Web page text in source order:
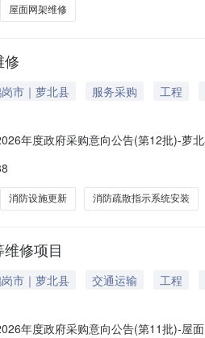
屋面网架维修
修
市｜萝北县 服务采购
工程
年度政府采购意向公告(第12批)-萝
能或目标:教学楼东门、西门；实验楼
消防设施更新 消防疏散指示系统安装
修项目
市｜萝北县 交通运输
工程
年度政府采购意向公告(第11批)-屋